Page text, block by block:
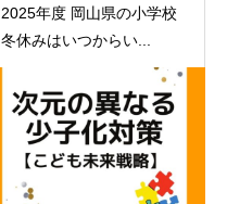
2025年度 岡山県の小学校
冬休みはいつからい...